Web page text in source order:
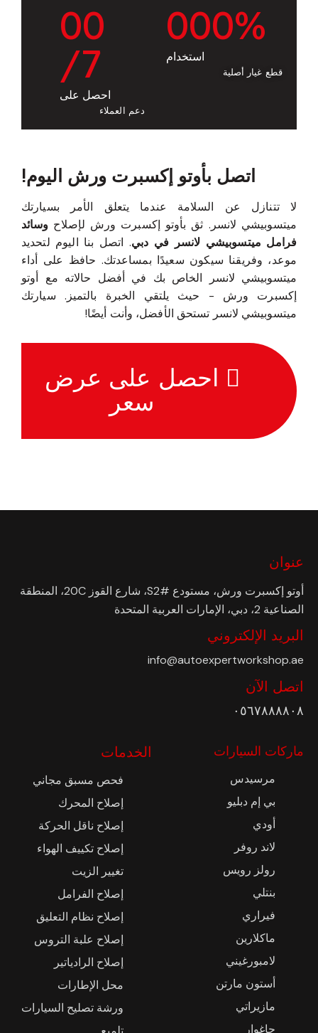
000%
استخدام
قطع غيار أصلية
00
/7
احصل على
دعم العملاء
اتصل بأوتو إكسبرت ورش اليوم!
لا تتنازل عن السلامة عندما يتعلق الأمر بسيارتك
ميتسوبيشي لانسر. ثق بأوتو إكسبرت ورش لإصلاح وسائد
فرامل ميتسوبيشي لانسر في دبي. اتصل بنا اليوم لتحديد
موعد، وفريقنا سيكون سعيدًا بمساعدتك. حافظ على أداء
ميتسوبيشي لانسر الخاص بك في أفضل حالاته مع أوتو
إكسبرت ورش - حيث يلتقي الخبرة بالتميز. سيارتك
ميتسوبيشي لانسر تستحق الأفضل، وأنت أيضًا!
احصل على عرض
سعر
عنوان
أوتو إكسبرت ورش، مستودع #S2، شارع القوز 20C، المنطقة
الصناعية 2، دبي، الإمارات العربية المتحدة
البريد الإلكتروني
info@autoexpertworkshop.ae
اتصل الآن
٠٥٦٧٨٨٨٨٠٨
ماركات السيارات
مرسيدس
بي إم دبليو
أودي
لاند روفر
رولز رويس
بنتلي
فيراري
ماكلارين
لامبورغيني
أستون مارتن
مازيراتي
جاغوار
الخدمات
فحص مسبق مجاني
إصلاح المحرك
إصلاح ناقل الحركة
إصلاح تكييف الهواء
تغيير الزيت
إصلاح الفرامل
إصلاح نظام التعليق
إصلاح علبة التروس
إصلاح الرادياتير
محل الإطارات
ورشة تصليح السيارات